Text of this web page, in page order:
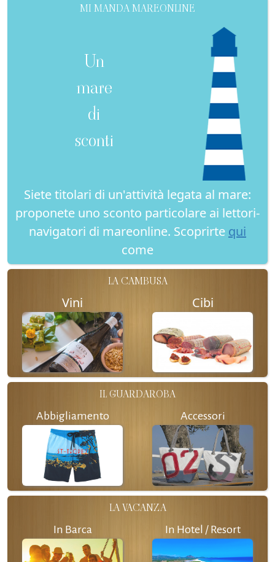
MI MANDA MAREONLINE
Un
mare
di
sconti
Siete titolari di un'attività legata al mare:
proponete uno sconto particolare ai lettori-
navigatori di mareonline. Scoprirte qui
come
LA CAMBUSA
Vini Cibi
IL GUARDAROBA
Abbigliamento Accessori
LA VACANZA
In Barca In Hotel / Resort